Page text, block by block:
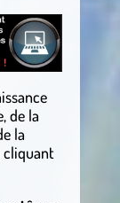
de la
la
cliquant